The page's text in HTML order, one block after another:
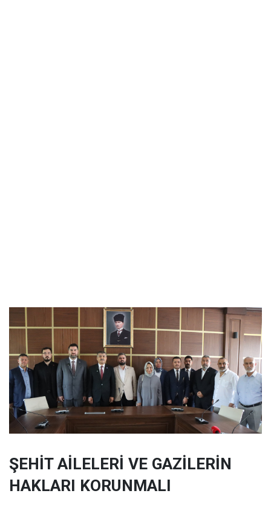
ŞEHİT AİLELERİ VE GAZİLERİN
HAKLARI KORUNMALI